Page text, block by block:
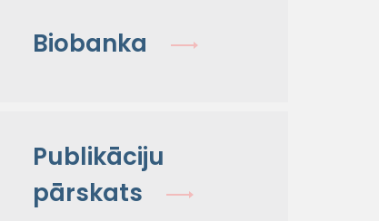
Biobanka
Publikāciju
pārskats